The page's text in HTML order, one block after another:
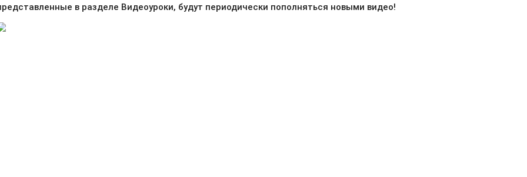
в разделе Видеоуроки, будут периодически пополняться новыми видео!